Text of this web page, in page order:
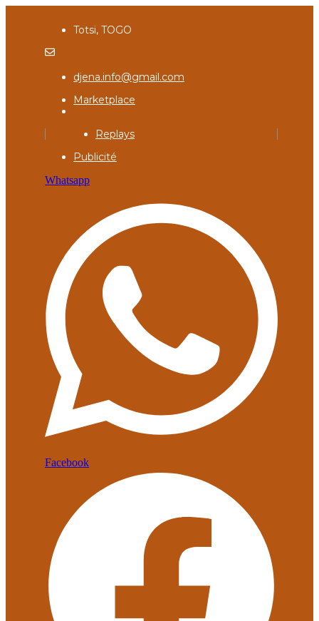
Totsi, TOGO
djena.info@gmail.com
Marketplace
Replays
Publicité
Whatsapp
Facebook